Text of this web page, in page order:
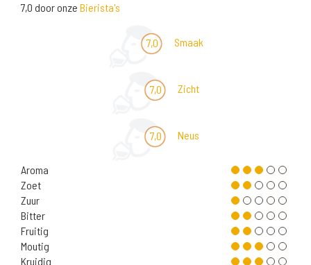
7,0 door onze Bierista's
7,0 Smaak
7,0 Zicht
7,0 Neus
Aroma
Zoet
Zuur
Bitter
Fruitig
Moutig
Kruidig